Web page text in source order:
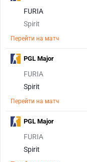
FURIA
Spirit
Перейти на матч
FURIA
Spirit
Перейти на матч
PGL Major
FURIA
Spirit
PGL Major